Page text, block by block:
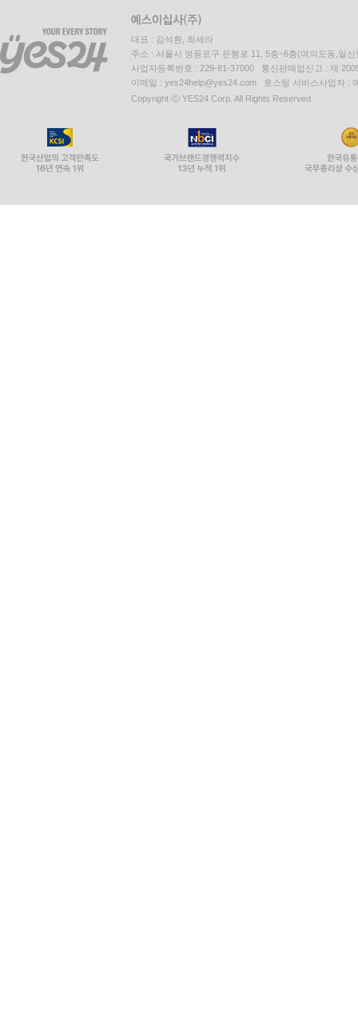
대표 : 김석환, 최세라
주소 : 서울시 영등포구 은행로 11, 5층~6층(여의도동,일신
사업자등록번호 : 229-81-37000 통신판매업신고 : 제
이메일 : yes24help@yes24.com 호스팅 서비스사업자 :
Copyright ⓒ YES24 Corp. All Rights Reserved.